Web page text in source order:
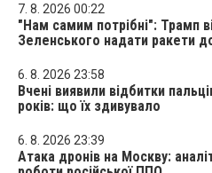
7. 8. 2026 00:22
"Нам самим потрібні": Трамп
Зеленського надати ракети
6. 8. 2026 23:58
Вчені виявили відбитки
років: що їх здивувало
6. 8. 2026 23:39
Атака дронів на Москву: